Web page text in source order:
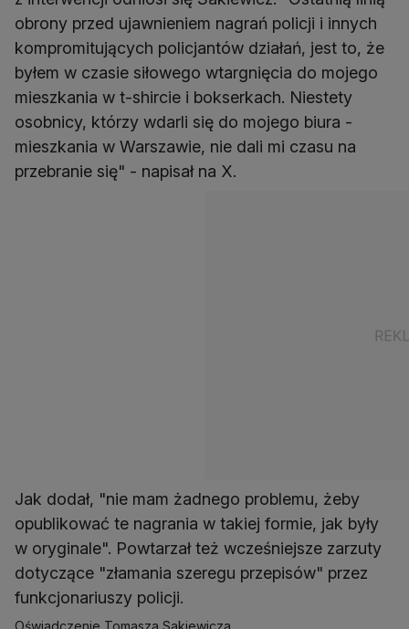
obrony przed ujawnieniem nagrań policji i innych
kompromitujących policjantów działań, jest to, że
byłem w czasie siłowego wtargnięcia do mojego
mieszkania w t-shircie i bokserkach. Niestety
osobnicy, którzy wdarli się do mojego biura -
mieszkania w Warszawie, nie dali mi czasu na
przebranie się" - napisał na X.
Jak dodał, "nie mam żadnego problemu, żeby
opublikować te nagrania w takiej formie, jak były
w oryginale". Powtarzał też wcześniejsze zarzuty
dotyczące "złamania szeregu przepisów" przez
funkcjonariuszy policji.